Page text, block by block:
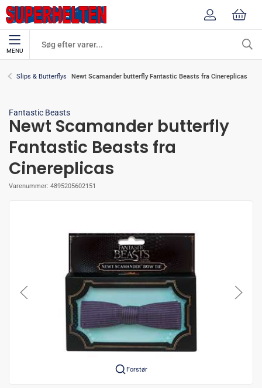
MENU
Slips & Butterflys Newt Scamander butterfly Fantastic Beasts fra Cinereplicas
Fantastic Beasts
Newt Scamander butterfly
Fantastic Beasts fra
Cinereplicas
Varenummer: 4895205602151
Forstør